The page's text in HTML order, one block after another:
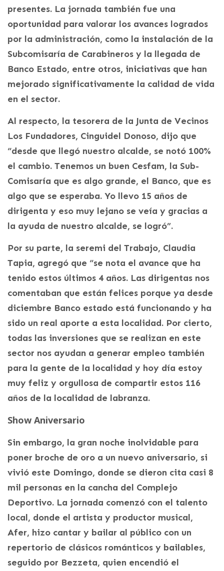
presentes. La jornada también fue una
oportunidad para valorar los avances logrados
por la administración, como la instalación de la
Subcomisaría de Carabineros y la llegada de
Banco Estado, entre otros, iniciativas que han
mejorado significativamente la calidad de vida
en el sector.
Al respecto, la tesorera de la Junta de Vecinos
Los Fundadores, Cinguidel Donoso, dijo que
“desde que llegó nuestro alcalde, se notó 100%
el cambio. Tenemos un buen Cesfam, la Sub-
Comisaría que es algo grande, el Banco, que es
algo que se esperaba. Yo llevo 15 años de
dirigenta y eso muy lejano se veía y gracias a
la ayuda de nuestro alcalde, se logró”.
Por su parte, la seremi del Trabajo, Claudia
Tapia, agregó que “se nota el avance que ha
tenido estos últimos 4 años. Las dirigentas nos
comentaban que están felices porque ya desde
diciembre Banco estado está funcionando y ha
sido un real aporte a esta localidad. Por cierto,
todas las inversiones que se realizan en este
sector nos ayudan a generar empleo también
para la gente de la localidad y hoy día estoy
muy feliz y orgullosa de compartir estos 116
años de la localidad de labranza.
Show Aniversario
Sin embargo, la gran noche inolvidable para
poner broche de oro a un nuevo aniversario, si
vivió este Domingo, donde se dieron cita casi 8
mil personas en la cancha del Complejo
Deportivo. La jornada comenzó con el talento
local, donde el artista y productor musical,
Afer, hizo cantar y bailar al público con un
repertorio de clásicos románticos y bailables,
seguido por Bezzeta, quien encendió el